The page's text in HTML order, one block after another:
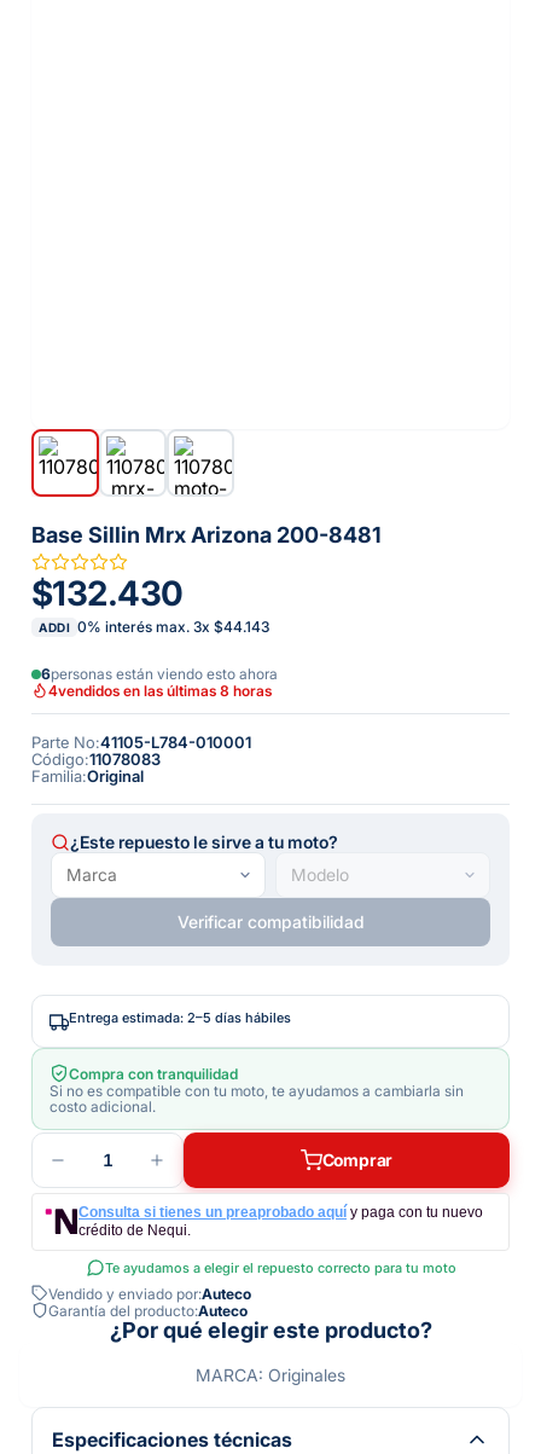
Base Sillin Mrx Arizona 200-8481
$132.430
ADDI 0% interés max. 3x $44.143
6personas están viendo esto ahora
4vendidos en las últimas 8 horas
Parte No:41105-L784-010001
Código:11078083
Familia:Original
¿Este repuesto le sirve a tu moto?
Verificar compatibilidad
Entrega estimada: 2–5 días hábiles
Compra con tranquilidad
Si no es compatible con tu moto, te ayudamos a cambiarla sin
costo adicional.
1 Comprar
Consulta si tienes un preaprobado aquí y paga con tu nuevo
crédito de Nequi.
Te ayudamos a elegir el repuesto correcto para tu moto
Vendido y enviado por:Auteco
Garantía del producto:Auteco
¿Por qué elegir este producto?
MARCA: Originales
Especificaciones técnicas